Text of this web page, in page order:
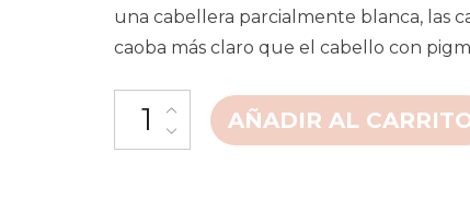
una cabellera parcialmente blanca, las
caoba más claro que el cabello con
AÑADIR AL